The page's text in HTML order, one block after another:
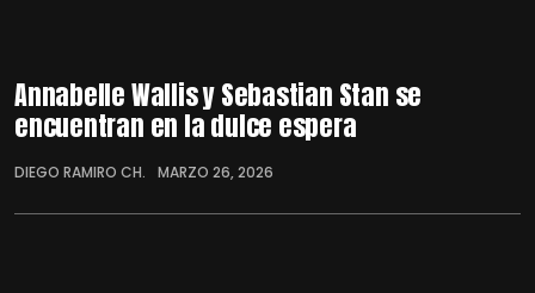
Annabelle Wallis y Sebastian Stan se
encuentran en la dulce espera
DIEGO RAMIRO CH. MARZO 26, 2026